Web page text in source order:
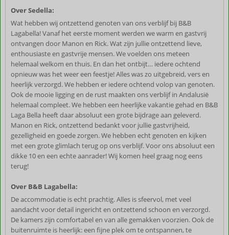
Over Sedella:
Wat hebben wij ontzettend genoten van ons verblijf bij B&B
Lagabella! Vanaf het eerste moment werden we warm en gastvrij
ontvangen door Manon en Rick. Wat zijn jullie ontzettend lieve,
enthousiaste en gastvrije mensen. We voelden ons meteen
helemaal welkom en thuis. En dan het ontbijt… iedere ochtend
opnieuw was het weer een feestje! Alles was zo uitgebreid, vers en
heerlijk verzorgd. We hebben er iedere ochtend volop van genoten.
Ook de mooie ligging en de rust maakten ons verblijf in Andalusië
helemaal compleet. We hebben een heerlijke vakantie gehad en B&B
Laga Bella heeft daar absoluut een grote bijdrage aan geleverd.
Manon en Rick, ontzettend bedankt voor jullie gastvrijheid,
gezelligheid en goede zorgen. We hebben echt genoten en kijken
met een grote glimlach terug op ons verblijf. Voor ons absoluut een
dikke 10 en een echte aanrader! Wij komen heel graag nog eens
terug!
Over B&B Lagabella:
De accommodatie is echt prachtig. Alles is sfeervol, met veel
aandacht voor detail ingericht en ontzettend schoon en verzorgd.
De kamers zijn comfortabel en van alle gemakken voorzien. Ook de
buitenruimte is heerlijk: een fijne plek om te ontspannen, te